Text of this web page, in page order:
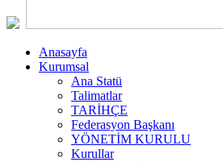
Anasayfa
Kurumsal
Ana Statü
Talimatlar
TARİHÇE
Federasyon Başkanı
YÖNETİM KURULU
Kurullar